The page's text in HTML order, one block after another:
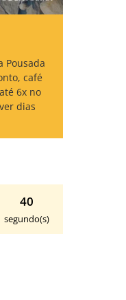
Pousada
café
6x no
dias
39
segundo(s)